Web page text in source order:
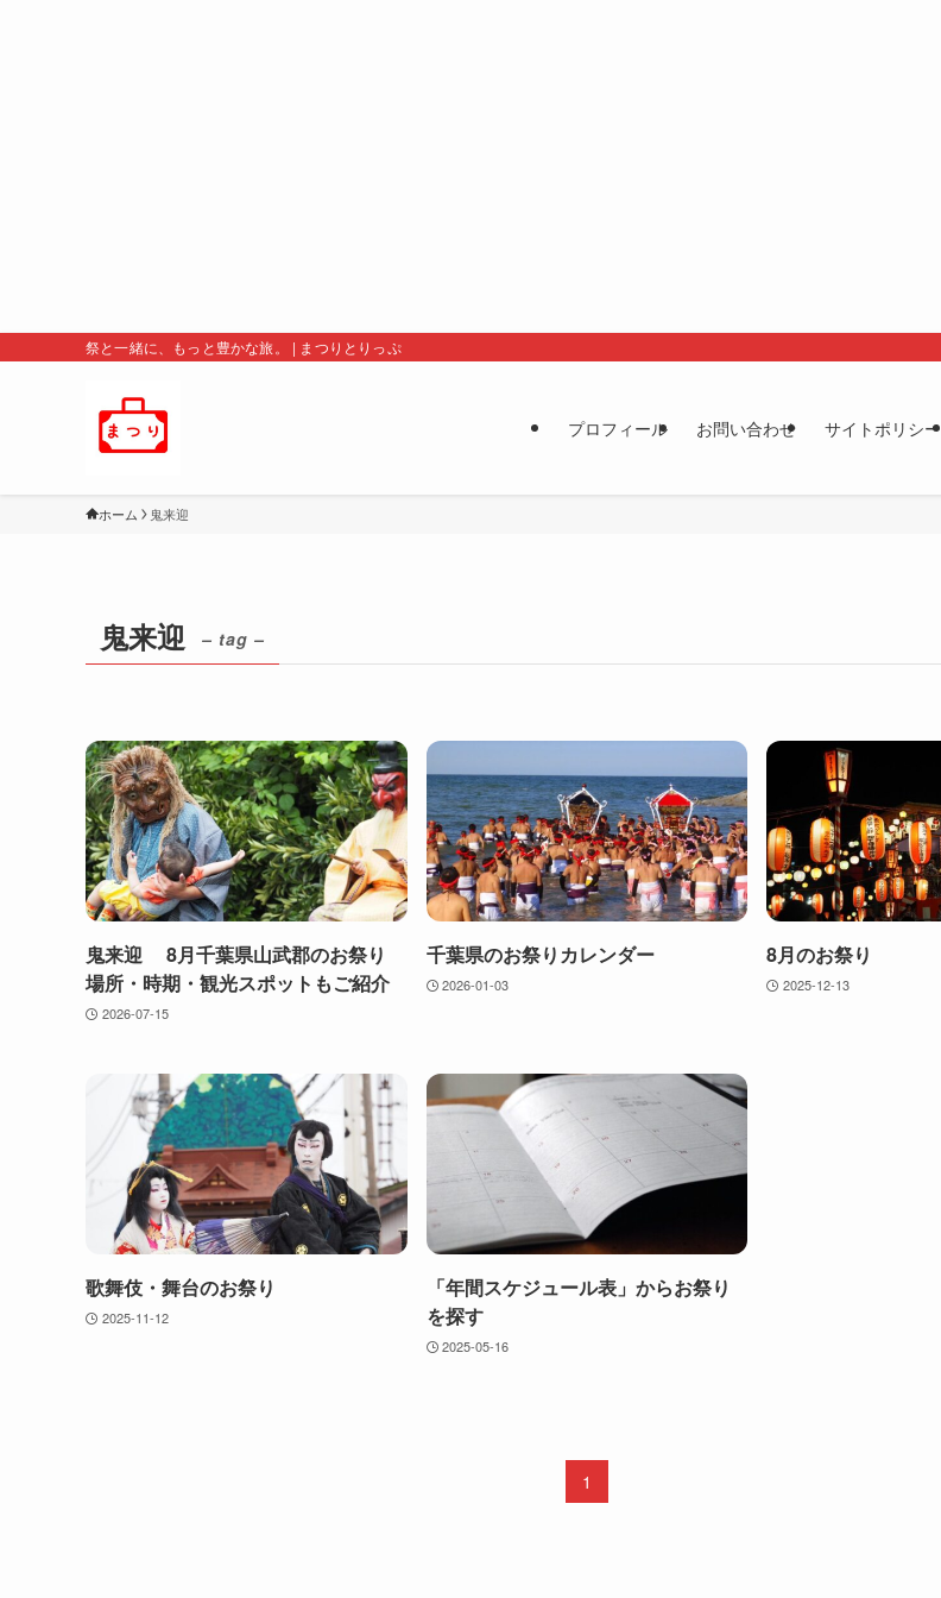
祭と一緒に、もっと豊かな旅。 | まつりとりっぷ
プロフィール お問い合わせ サイトポリシー
ホーム 鬼来迎
鬼来迎 – tag –
鬼来迎 8月千葉県山武郡のお祭り
場所・時期・観光スポットもご紹介
2026-07-15
千葉県のお祭りカレンダー
2026-01-03
8月のお祭り
2025-12-13
歌舞伎・舞台のお祭り
2025-11-12
「年間スケジュール表」からお祭り
を探す
2025-05-16
1